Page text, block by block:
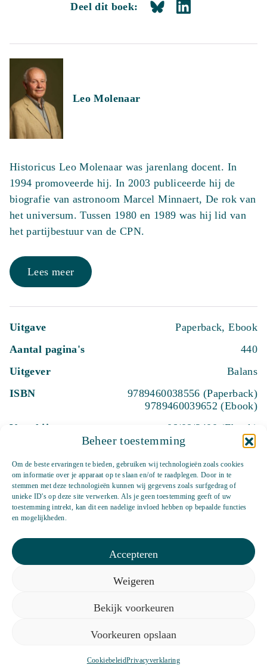
Beheer toestemming
Om de beste ervaringen te bieden, gebruiken wij technologieën zoals cookies
om informatie over je apparaat op te slaan en/of te raadplegen. Door in te
stemmen met deze technologieën kunnen wij gegevens zoals surfgedrag of
unieke ID's op deze site verwerken. Als je geen toestemming geeft of uw
toestemming intrekt, kan dit een nadelige invloed hebben op bepaalde functies
en mogelijkheden.
Accepteren
Weigeren
Bekijk voorkeuren
Voorkeuren opslaan
CookiebeleidPrivacyverklaring
Deel dit boek:
Leo Molenaar
Historicus Leo Molenaar was jarenlang docent. In
1994 promoveerde hij. In 2003 publiceerde hij de
biografie van astronoom Marcel Minnaert, De rok van
het universum. Tussen 1980 en 1989 was hij lid van
het partijbestuur van de CPN.
Lees meer
Uitgave
Paperback, Ebook
Aantal pagina's
440
Uitgever
Balans
ISBN
9789460038556 (Paperback)
9789460039652 (Ebook)
Verschijnt
06/08/2400 (Ebook)
01/01/1970 (Paperback)
27/04/2015 (Ebook)
Etty Hillesum Boeken
Auteurs
Contact
Schrijf je in voor onze nieuwsbrief